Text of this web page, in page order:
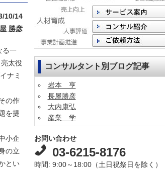
10/14
勝彦
る一
太役
ナミ
の作
を提
小企
の立
とい
コンサルタント別ブログ記事
岩本 亨
長屋勝彦
大内康弘
産業 学
お問い合わせ
03-6215-8176
時間: 9:00～18:00（土日祝祭日を除く）